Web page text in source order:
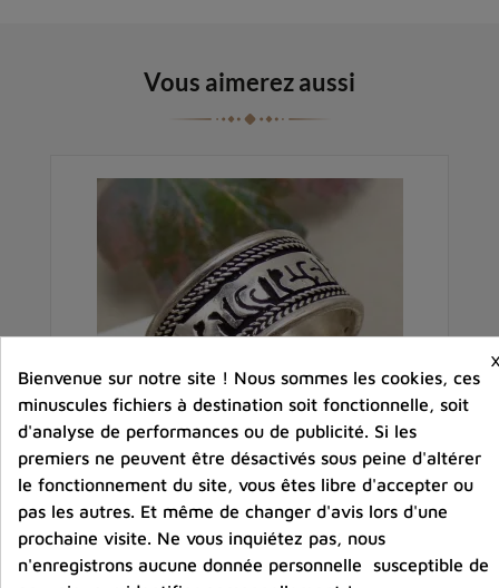
Vous aimerez aussi
Bague tibétaine bouddhiste Chenrezi métal
blanc
Bienvenue sur notre site ! Nous sommes les cookies, ces
minuscules fichiers à destination soit fonctionnelle, soit
d'analyse de performances ou de publicité. Si les
premiers ne peuvent être désactivés sous peine d'altérer
le fonctionnement du site, vous êtes libre d'accepter ou
pas les autres. Et même de changer d'avis lors d'une
prochaine visite. Ne vous inquiétez pas, nous
n'enregistrons aucune donnée personnelle susceptible de